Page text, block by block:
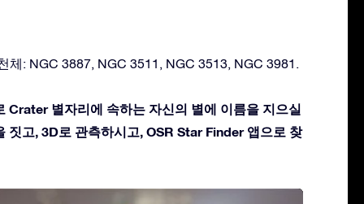
체: NGC 3887, NGC 3511, NGC 3513, NGC 3981.
Crater 별자리에 속하는 자신의 별에 이름을 지으실
짓고, 3D로 관측하시고, OSR Star Finder 앱으로 찾